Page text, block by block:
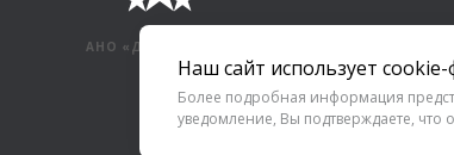
АНО «ДИРЕКЦИЯ СПОРТИВНЫХ И СОЦИАЛЬНЫХ
Наш сайт использует
Более подробная информация
уведомление, Вы подтверждаете,